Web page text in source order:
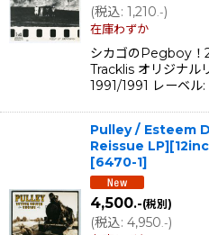
(税込: 1,210.-)
在庫わずか
シカゴのPegboy
Tracklis オリジナル
1991/1991 レーベ
Pulley / Esteem
Reissue
[6470-1]
4,500.-(税別)
(税込: 4,950 .-)